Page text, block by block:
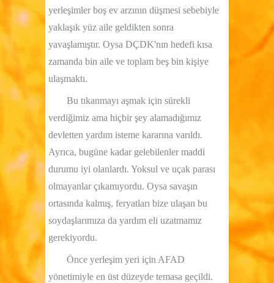
yerleşimler boş ev arzının düşmesi sebebiyle
yaklaşık yüz aile geldikten sonra
yavaşlamıştır. Oysa DÇDK'nın hedefi kısa
zamanda bin aile ve toplam beş bin kişiye
ulaşmaktı.
Bu tıkanmayı aşmak için sürekli
verdiğimiz ama hiçbir şey alamadığımız
devletten yardım isteme kararına varıldı.
Ayrıca, bugüne kadar gelebilenler maddi
durumu iyi olanlardı. Yoksul ve uçak parası
olmayanlar çıkamıyordu. Oysa savaşın
ortasında kalmış, feryatları bize ulaşan bu
soydaşlarımıza da yardım eli uzatmamız
gerekiyordu.
Önce yerleşim yeri için AFAD
yönetimiyle en üst düzeyde temasa geçildi.